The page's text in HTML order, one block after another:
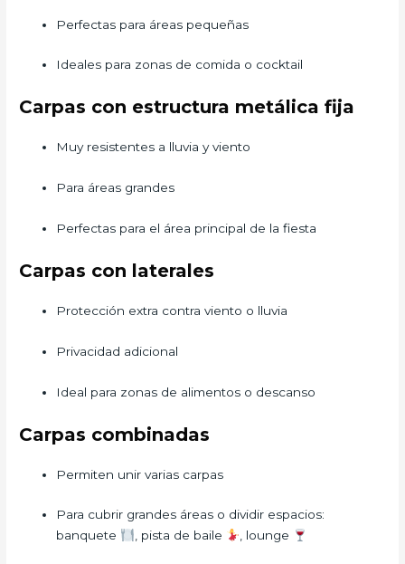
Perfectas para áreas pequeñas
Ideales para zonas de comida o cocktail
Carpas con estructura metálica fija
Muy resistentes a lluvia y viento
Para áreas grandes
Perfectas para el área principal de la fiesta
Carpas con laterales
Protección extra contra viento o lluvia
Privacidad adicional
Ideal para zonas de alimentos o descanso
Carpas combinadas
Permiten unir varias carpas
Para cubrir grandes áreas o dividir espacios:
banquete
, pista de baile , lounge